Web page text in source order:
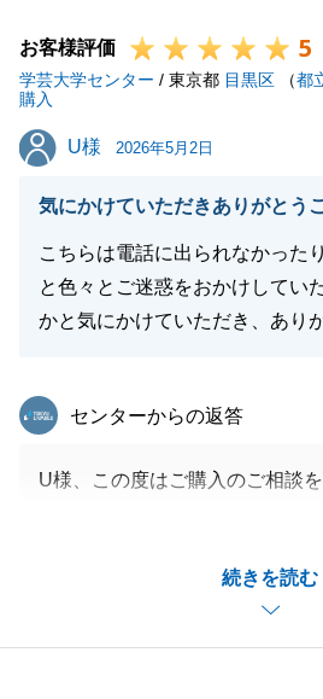
不動産に関すること以外でも、
は全力で取り組みますので、今
けたらと思います。
今後とも、宜しくお願い申し上
閉じる
お客様評価 5
学芸大学センター / 東京都 目黒区 （都
購入
U様
U様 2026年5月2日
気にかけていただきありがとう
こちらは電話に出られなかった
と色々とご迷惑をおかけしてい
かと気にかけていただき、あり
続きを読む
東急リバブル
センターからの返答
U様、この度はご購入のご相談
おかげでスムーズにお取引がで
またお役に立てる機会がござい
しつけくださいませ。